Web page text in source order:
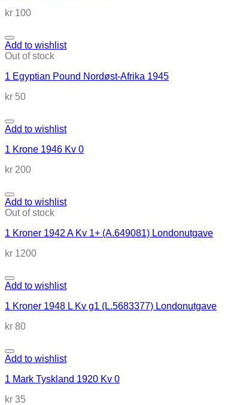
kr 100
Add to wishlist
Out of stock
1 Egyptian Pound Nordøst-Afrika 1945
kr 50
Add to wishlist
1 Krone 1946 Kv 0
kr 200
Add to wishlist
Out of stock
1 Kroner 1942 A Kv 1+ (A.649081) Londonutgave
kr 1200
Add to wishlist
1 Kroner 1948 L Kv g1 (L.5683377) Londonutgave
kr 80
Add to wishlist
1 Mark Tyskland 1920 Kv 0
kr 35